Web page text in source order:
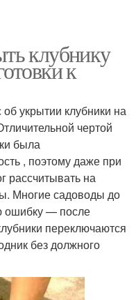
клубнику
к
укрытии клубники на
чертой
была
, поэтому даже при
рассчитывать на
Многие садоводы до
ошибку — после
переключаются
без должного